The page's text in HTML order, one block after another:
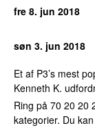
fre 8. jun 2018
søn 3. jun 2018
Et af P3’s mest
Kenneth K.
Ring på 70 20 20
kategorier. Du